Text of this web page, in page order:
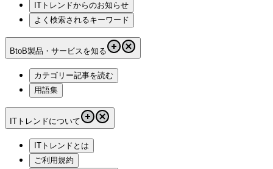
ITトレンドからのお知らせ
よく検索されるキーワード
BtoB製品・サービスを知る
カテゴリー記事を読む
用語集
ITトレンドについて
ITトレンドとは
ご利用規約